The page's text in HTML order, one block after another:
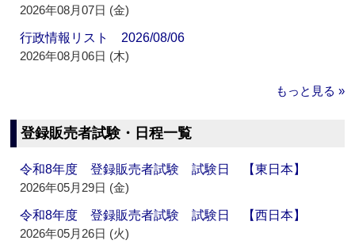
2026年08月07日 (金)
行政情報リスト 2026/08/06
2026年08月06日 (木)
もっと見る »
登録販売者試験・日程一覧
令和8年度 登録販売者試験 試験日 【東日本】
2026年05月29日 (金)
令和8年度 登録販売者試験 試験日 【西日本】
2026年05月26日 (火)